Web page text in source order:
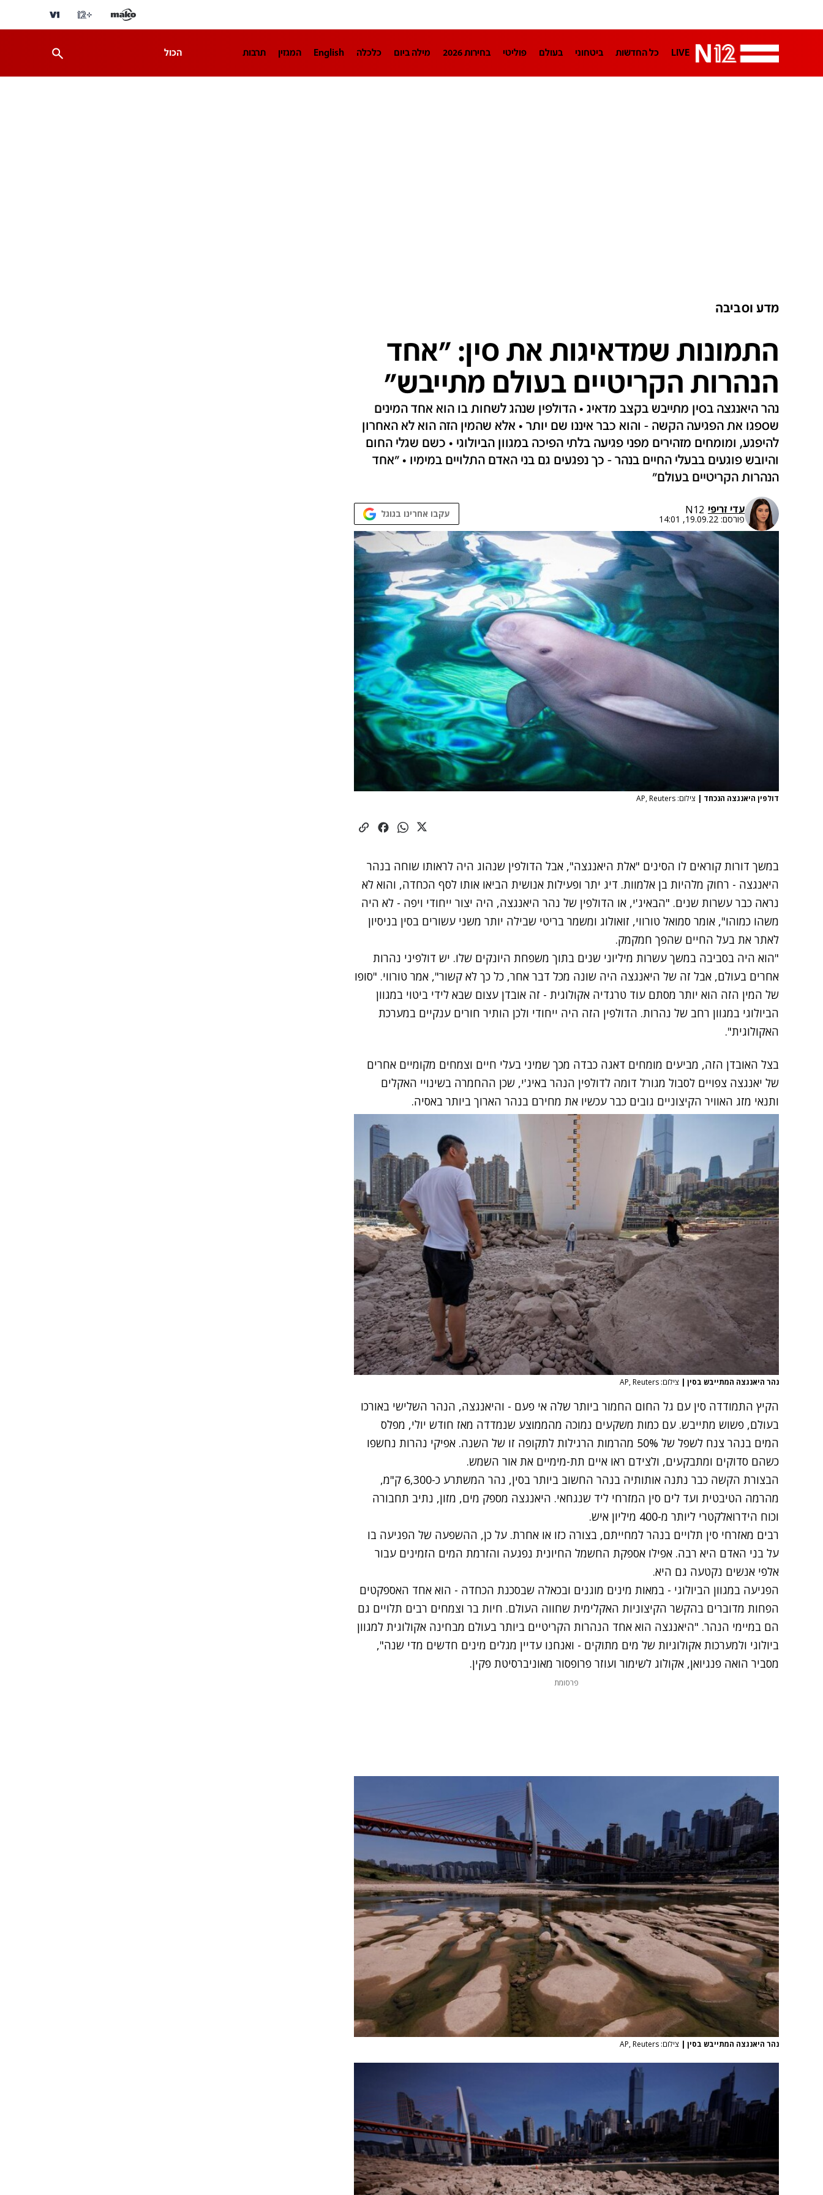
LIVE כל החדשות ביטחוני בעולם פוליטי בחירות 2026 מילה ביום כלכלה English המגזין תרבות הכול
מדע וסביבה
התמונות שמדאיגות את סין: "אחד
הנהרות הקריטיים בעולם מתייבש"
נהר היאנגצה בסין מתייבש בקצב מדאיג • הדולפין שנהג לשחות בו הוא אחד המינים
שספגו את הפגיעה הקשה - והוא כבר איננו שם יותר • אלא שהמין הזה הוא לא האחרון
להיפגע, ומומחים מזהירים מפני פגיעה בלתי הפיכה במגוון הביולוגי • כשם שגלי החום
והיובש פוגעים בבעלי החיים בנהר - כך נפגעים גם בני האדם התלויים במימיו • "אחד
הנהרות הקריטיים בעולם"
עדי זריפי N12
פורסם: 19.09.22, 14:01 עקבו אחרינו בגוגל
דולפין היאנגצה הנכחד | צילום: AP, Reuters
במשך דורות קוראים לו הסינים "אלת היאנגצה", אבל הדולפין שנהוג היה לראותו שוחה בנהר
היאנגצה - רחוק מלהיות בן אלמוות. דיג יתר ופעילות אנושית הביאו אותו לסף הכחדה, והוא לא
נראה כבר עשרות שנים. "הבאיג'י, או הדולפין של נהר היאנגצה, היה יצור ייחודי ויפה - לא היה
משהו כמוהו", אומר סמואל טורווי, זואולוג ומשמר בריטי שבילה יותר משני עשורים בסין בניסיון
לאתר את בעל החיים שהפך חמקמק.
"הוא היה בסביבה במשך עשרות מיליוני שנים בתוך משפחת היונקים שלו. יש דולפיני נהרות
אחרים בעולם, אבל זה של היאנגצה היה שונה מכל דבר אחר, כל כך לא קשור", אמר טורווי. "סופו
של המין הזה הוא יותר מסתם עוד טרגדיה אקולוגית - זה אובדן עצום שבא לידי ביטוי במגוון
הביולוגי במגוון רחב של נהרות. הדולפין הזה היה ייחודי ולכן הותיר חורים ענקיים במערכת
האקולוגית".
בצל האובדן הזה, מביעים מומחים דאגה כבדה מכך שמיני בעלי חיים וצמחים מקומיים אחרים
של יאנגצה צפויים לסבול מגורל דומה לדולפין הנהר באיג'י, שכן ההחמרה בשינויי האקלים
ותנאי מזג האוויר הקיצוניים גובים כבר עכשיו את מחירם בנהר הארוך ביותר באסיה.
נהר היאנגצה המתייבש בסין | צילום: AP, Reuters
הקיץ התמודדה סין עם גל החום החמור ביותר שלה אי פעם - והיאנגצה, הנהר השלישי באורכו
בעולם, פשוש מתייבש. עם כמות משקעים נמוכה מהממוצע שנמדדה מאז חודש יולי, מפלס
המים בנהר צנח לשפל של 50% מהרמות הרגילות לתקופה זו של השנה. אפיקי נהרות נחשפו
כשהם סדוקים ומתבקעים, ולצידם ראו איים תת-מימיים את אור השמש.
הבצורת הקשה כבר נתנה אותותיה בנהר החשוב ביותר בסין, נהר המשתרע כ-6,300 ק"מ,
מהרמה הטיבטית ועד לים סין המזרחי ליד שנגחאי. היאנגצה מספק מים, מזון, נתיב תחבורה
וכוח הידרואלקטרי ליותר מ-400 מיליון איש.
רבים מאזרחי סין תלויים בנהר למחייתם, בצורה כזו או אחרת. על כן, ההשפעה של הפגיעה בו
על בני האדם היא רבה. אפילו אספקת החשמל החיונית נפגעה והזרמת המים הזמינים עבור
אלפי אנשים נקטעה גם היא.
הפגיעה במגוון הביולוגי - במאות מינים מוגנים ובכאלה שבסכנת הכחדה - הוא אחד האספקטים
הפחות מדוברים בהקשר הקיצוניות האקלימית שחווה העולם. חיות בר וצמחים רבים תלויים גם
הם במיימי הנהר. "היאנגצה הוא אחד הנהרות הקריטיים ביותר בעולם מבחינה אקולוגית למגוון
ביולוגי ולמערכות אקולוגיות של מים מתוקים - ואנחנו עדיין מגלים מינים חדשים מדי שנה",
מסביר הואה פנגיואן, אקולוג לשימור ועוזר פרופסור מאוניברסיטת פקין.
פרסומת
נהר היאנגצה המתייבש בסין | צילום: AP, Reuters